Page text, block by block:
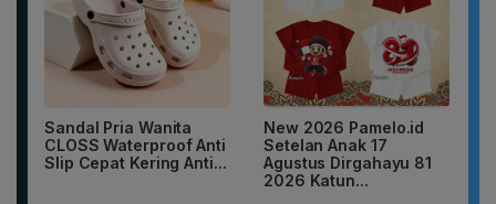
Sandal Pria Wanita
CLOSS Waterproof Anti
Slip Cepat Kering Anti...
New 2026 Pamelo.id
Setelan Anak 17
Agustus Dirgahayu 81
2026 Katun...